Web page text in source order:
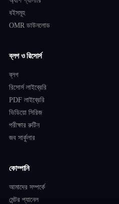
বইসমূহ
OMR ডাউনলোড
ব্লগ ও রিসোর্স
ব্লগ
রিসোর্স লাইব্রেরি
PDF লাইব্রেরি
ভিডিয়ো সিরিজ
পরীক্ষার রুটিন
জব সার্কুলার
কোম্পানি
আমাদের সম্পর্কে
মেন্টর প্যানেল